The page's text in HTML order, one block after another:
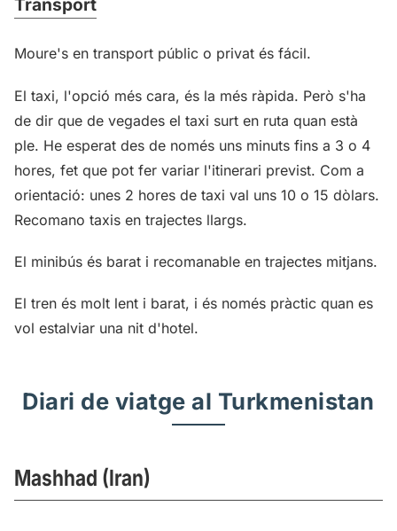
Transport
Moure's en transport públic o privat és fácil.
El taxi, l'opció més cara, és la més ràpida. Però s'ha
de dir que de vegades el taxi surt en ruta quan està
ple. He esperat des de només uns minuts fins a 3 o 4
hores, fet que pot fer variar l'itinerari previst. Com a
orientació: unes 2 hores de taxi val uns 10 o 15 dòlars.
Recomano taxis en trajectes llargs.
El minibús és barat i recomanable en trajectes mitjans.
El tren és molt lent i barat, i és només pràctic quan es
vol estalviar una nit d'hotel.
Diari de viatge al Turkmenistan
Mashhad (Iran)